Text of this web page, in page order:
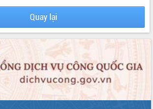
Quay lại